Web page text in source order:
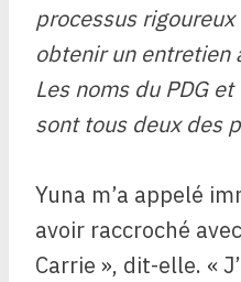
processus
obtenir un entretien
Les noms du PDG
sont tous deux des
Yuna m’a appelé
avoir raccroché
Carrie », dit-elle. «